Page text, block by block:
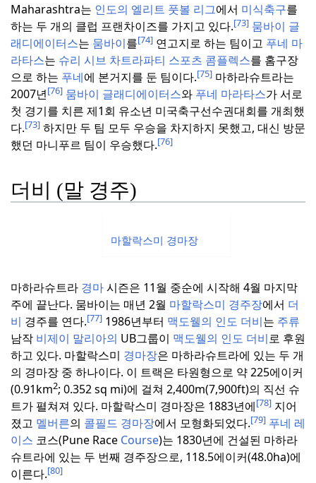
Maharashtra는 인도의 엘리트 풋볼 리그에서 미식축구를
하는 두 개의 클럽 프랜차이즈를 가지고 있다.[73] 뭄바이 글
래디에이터스는 뭄바이를[74] 연고지로 하는 팀이고 푸네 마
라타스는 슈리 시브 차트라파티 스포츠 콤플렉스를 홈구장
으로 하는 푸네에 본거지를 둔 팀이다.[75] 마하라슈트라는
2007년[76] 뭄바이 글래디에이터스와 푸네 마라타스가 서로
첫 경기를 치른 제1회 유소년 미국축구선수권대회를 개최했
다.[73] 하지만 두 팀 모두 우승을 차지하지 못했고, 대신 방문
했던 마니푸르 팀이 우승했다.[76]
더비 (말 경주)
마할락스미 경마장
마하라슈트라 경마시즌은 11월 중순에 시작해 4월 마지막
주에 끝난다. 뭄바이는 매년 2월 마할락스미 경주장에서 더
비 경주를 연다.[77] 1986년부터 맥도웰의 인도 더비는 주류
남작 비제이 말리아의 UB그룹이 맥도웰의 인도 더비로 후원
하고 있다. 마할락스미 경마장은 마하라슈트라에 있는 두 개
의 경마장 중 하나이다. 이 트랙은 타원형으로 약 225에이커
(0.91km2; 0.352 sq mi)에 걸쳐 2,400m(7,900ft)의 직선 슈
트가 펼쳐져 있다. 마할락스미 경마장은 1883년에[78] 지어
졌고 멜버른의 콜필드 경마장에서 모형화되었다.[79] 푸네 레
이스 코스(Pune Race Course)는 1830년에 건설된 마하라
슈트라에 있는 두 번째 경주장으로, 118.5에이커(48.0ha)에
이른다.[80]